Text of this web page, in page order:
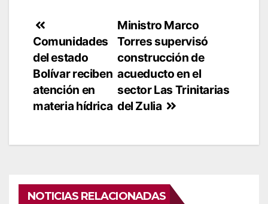
Navegación
de
entradas
Ministro Marco
Torres supervisó
construcción de
acueducto en el
sector Las Trinitarias
del Zulia
Comunidades
del estado
Bolívar reciben
atención en
materia hídrica
NOTICIAS RELACIONADAS